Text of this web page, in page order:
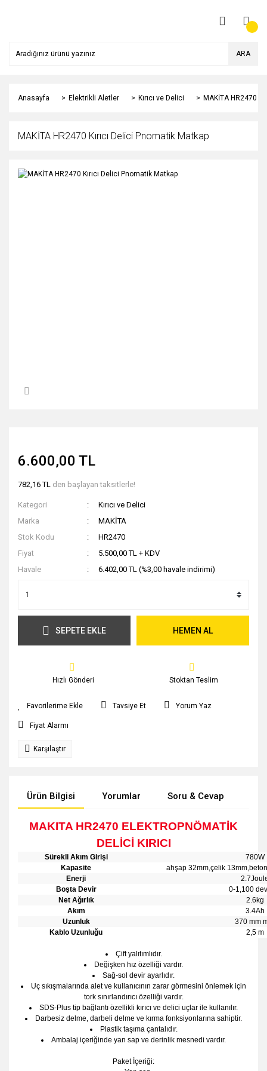
ARA
Anasayfa Elektrikli Aletler Kırıcı ve Delici MAKİTA HR2470
MAKİTA HR2470 Kırıcı Delici Pnomatik Matkap
6.600,00 TL
782,16 TL den başlayan taksitlerle!
Kategori
Kırıcı ve Delici
Marka
MAKİTA
Stok Kodu
HR2470
Fiyat
5.500,00 TL + KDV
Havale
6.402,00 TL (%3,00 havale indirimi)
SEPETE EKLE HEMEN AL
Hızlı Gönderi Stoktan Teslim
Tavsiye Et Yorum Yaz
Fiyat Alarmı
Karşılaştır
Ürün Bilgisi Yorumlar Soru & Cevap
MAKITA HR2470 ELEKTROPNÖMATİK
DELİCİ KIRICI
Sürekli Akım Girişi
780W
Kapasite
ahşap 32mm,çelik
Enerji
Boşta Devir
0-1,100
Net Ağırlık
2.6kg
Akım
3.4Ah
Uzunluk
370 mm
Kablo Uzunluğu
2,5 m
Çift yalıtımlıdır.
Değişken hız özelliği vardır.
Sağ-sol devir ayarlıdır.
Uç sıkışmalarında alet ve kullanıcının zarar görmesini önlemek için
tork sınırlandırıcı özelliği vardır.
SDS-Plus tip bağlantı özellikli kırıcı ve delici uçlar ile kullanılır.
Darbesiz delme, darbeli delme ve kırma fonksiyonlarına sahiptir.
Plastik taşıma çantalıdır.
Ambalaj içeriğinde yan sap ve derinlik mesnedi vardır.
Paket İçeriği: